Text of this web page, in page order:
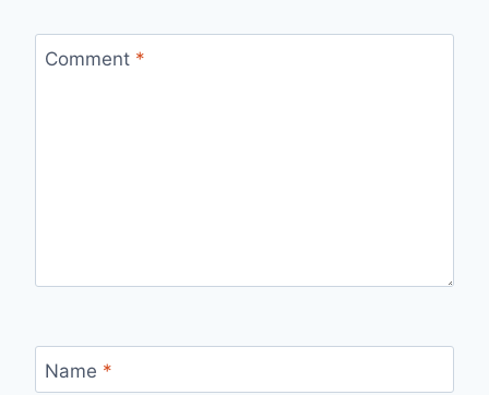
Comment *
Name *